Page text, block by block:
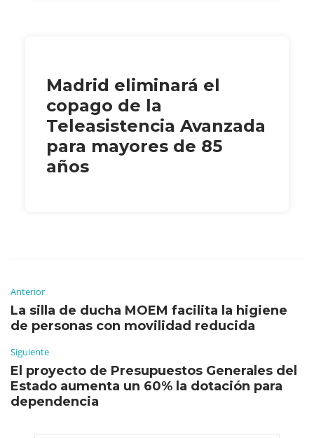
Madrid eliminará el
copago de la
Teleasistencia Avanzada
para mayores de 85
años
Anterior
La silla de ducha MOEM facilita la higiene
de personas con movilidad reducida
Siguiente
El proyecto de Presupuestos Generales del
Estado aumenta un 60% la dotación para
dependencia